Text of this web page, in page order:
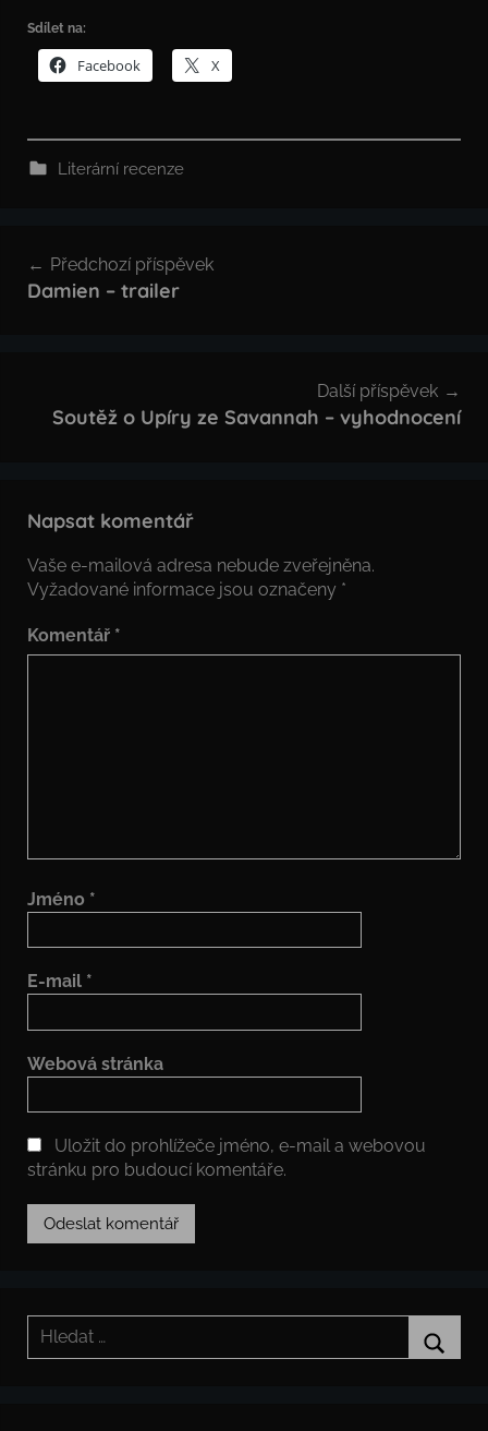
Sdílet na:
Facebook X
Literární recenze
pro
Předchozí příspěvek
Damien – trailer
Další příspěvek
Soutěž o Upíry ze Savannah – vyhodnocení
Napsat komentář
Vaše e-mailová adresa nebude zveřejněna.
Vyžadované informace jsou označeny *
Komentář *
Jméno *
E-mail *
Webová stránka
Uložit do prohlížeče jméno, e-mail a webovou
stránku pro budoucí komentáře.
Hledat: